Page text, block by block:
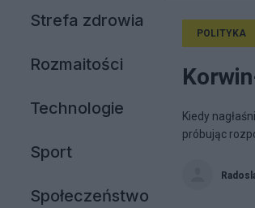
Strefa zdrowia
Rozmaitości
Technologie
Sport
Społeczeństwo
POLITYKA
Kiedy
próbując